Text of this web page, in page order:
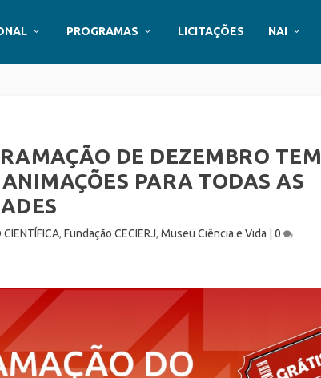
PROGRAMAS LICITAÇÕES NAI
DE DEZEMBRO TEM
PARA TODAS AS
CIENTÍFICA,Fundação CECIERJ,Museu Ciência e Vida |0